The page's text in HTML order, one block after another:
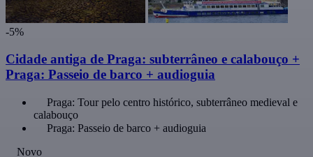
-5%
Cidade antiga de Praga: subterrâneo e calabouço +
Praga: Passeio de barco + audioguia
Praga: Tour pelo centro histórico, subterrâneo medieval e
calabouço
Praga: Passeio de barco + audioguia
Novo